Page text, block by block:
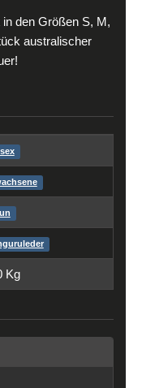
in den Größen S, M,
australischer
Kg